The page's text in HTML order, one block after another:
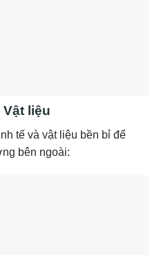
liệu
tế và vật liệu bền bỉ để
bên ngoài: